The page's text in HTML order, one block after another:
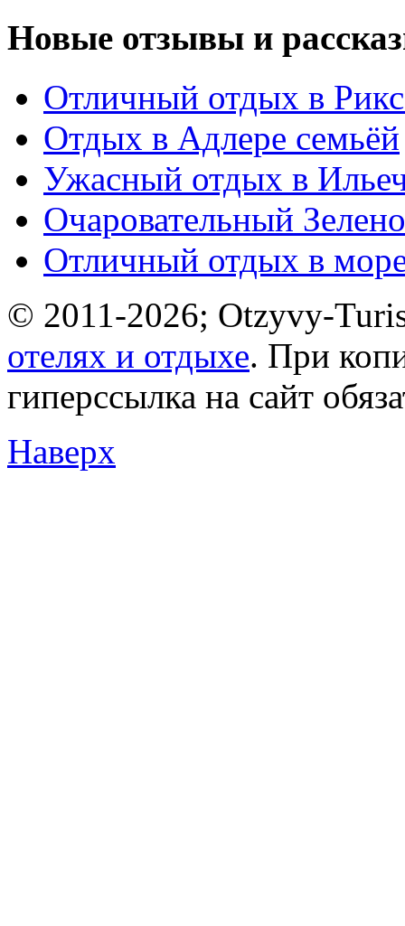
Новые отзывы и
Отличный отдых в
Отдых в Адлере семьёй
Ужасный отдых в
Очаровательный
Отличный отдых в
© 2011-2026; Otzyvy-
отелях и отдыхе. При
гиперссылка на сайт
Наверх